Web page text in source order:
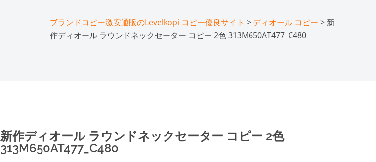
ブランドコピー激安通販のLevelkopi コピー優良サイト > ディオール コピー > 新
作ディオール ラウンドネックセーター コピー 2色 313M650AT477_C480
新作ディオール ラウンドネックセーター コピー 2色
313M650AT477_C480